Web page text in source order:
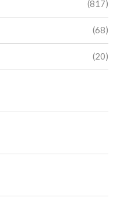
(817)
(68)
(20)